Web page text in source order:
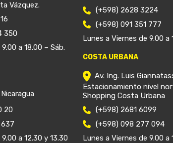
Vázquez.
350
a 18.00 – Sáb.
20
a 12.30 y 13.30
(+598) 2628 3224
(+598) 091 351 777
Lunes a Viernes de 9.00 a
COSTA URBANA
Av. Ing. Luis
Estacionamiento nivel
Shopping Costa Urbana
(+598) 2681 6099
(+598) 098 277 094
Lunes a Viernes de 9.00 a